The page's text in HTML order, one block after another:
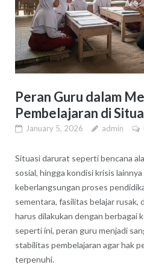
Peran Guru dalam
Pembelajaran di
January 5, 2026 admin
Situasi darurat seperti bencana
sosial, hingga kondisi krisis
keberlangsungan proses
sementara, fasilitas belajar rusak,
harus dilakukan dengan berbagai
seperti ini, peran guru menjadi
stabilitas pembelajaran agar hak
terpenuhi.